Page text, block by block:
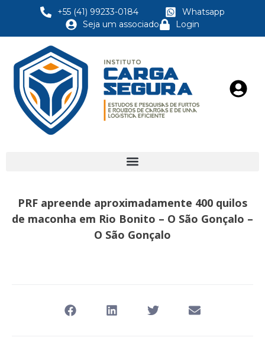
+55 (41) 99233-0184
Whatsapp
Seja um associado
Login
PRF apreende aproximadamente 400 quilos
de maconha em Rio Bonito – O São Gonçalo –
O São Gonçalo